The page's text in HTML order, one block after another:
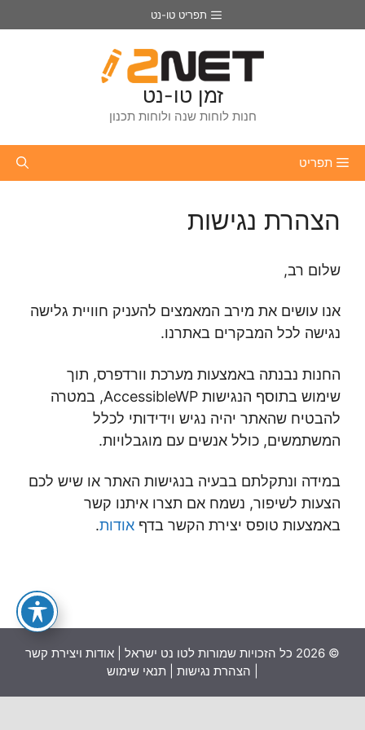
לתוכן
תפריט טו-נט
זמן טו-נט
חנות לוחות שנה ולוחות תכנון
תפריט
הצהרת נגישות
שלום רב,
אנו עושים את מירב המאמצים להעניק חוויית גלישה
נגישה לכל המבקרים באתרנו.
החנות נבנתה באמצעות מערכת וורדפרס, תוך
שימוש בתוסף הנגישות AccessibleWP, במטרה
להבטיח שהאתר יהיה נגיש וידידותי לכלל
המשתמשים, כולל אנשים עם מוגבלויות.
במידה ונתקלתם בבעיה בנגישות האתר או שיש לכם
הצעות לשיפור, נשמח אם תצרו איתנו קשר
באמצעות טופס יצירת הקשר בדף אודות.
© 2026 כל הזכויות שמורות לטו נט ישראל |
אודות ויצירת קשר
הצהרת נגישות תנאי שימוש